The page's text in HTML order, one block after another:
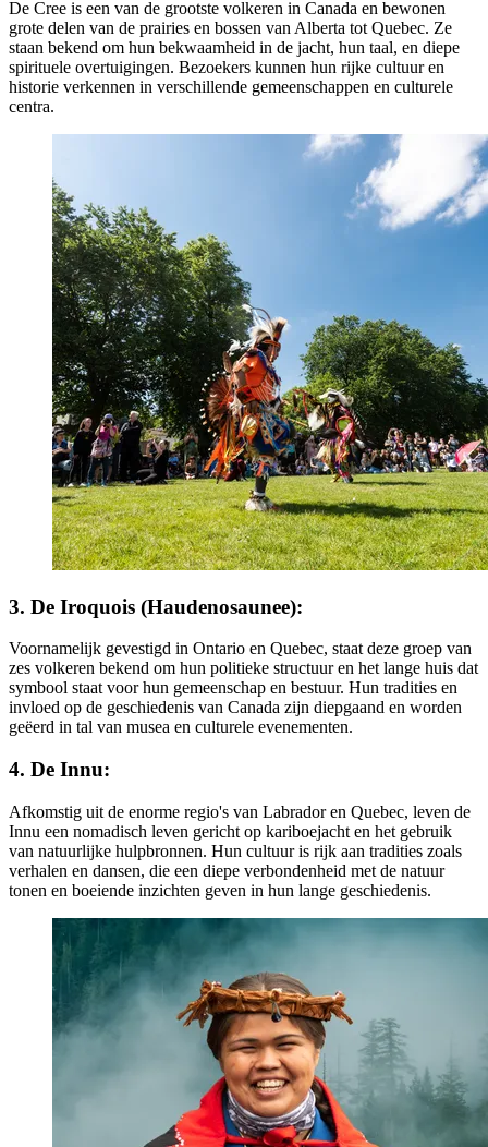
De Cree is een van de grootste volkeren in Canada en bewonen
grote delen van de prairies en bossen van Alberta tot Quebec. Ze
staan bekend om hun bekwaamheid in de jacht, hun taal, en diepe
spirituele overtuigingen. Bezoekers kunnen hun rijke cultuur en
historie verkennen in verschillende gemeenschappen en culturele
centra.
3. De Iroquois (Haudenosaunee):
Voornamelijk gevestigd in Ontario en Quebec, staat deze groep van
zes volkeren bekend om hun politieke structuur en het lange huis dat
symbool staat voor hun gemeenschap en bestuur. Hun tradities en
invloed op de geschiedenis van Canada zijn diepgaand en worden
geëerd in tal van musea en culturele evenementen.
4. De Innu:
Afkomstig uit de enorme regio's van Labrador en Quebec, leven de
Innu een nomadisch leven gericht op kariboejacht en het gebruik
van natuurlijke hulpbronnen. Hun cultuur is rijk aan tradities zoals
verhalen en dansen, die een diepe verbondenheid met de natuur
tonen en boeiende inzichten geven in hun lange geschiedenis.